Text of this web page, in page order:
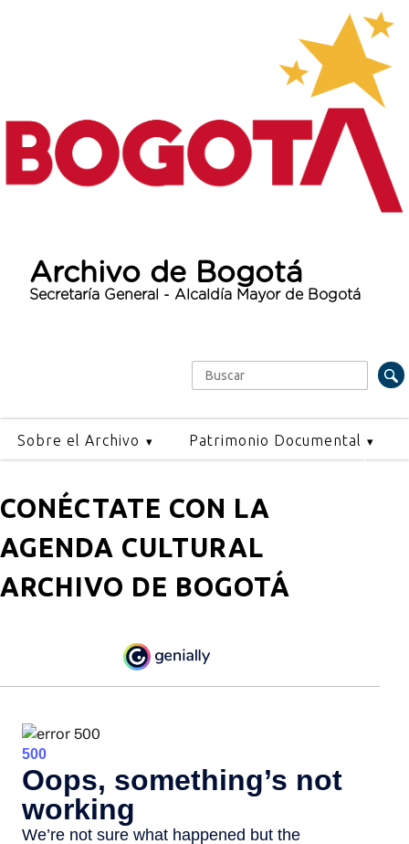
Archivo de Bogotá
Secretaría General - Alcaldía Mayor de Bogotá
Formulario de búsqueda
Buscar
Sobre el Archivo Patrimonio Documental
CONÉCTATE CON LA
AGENDA CULTURAL
ARCHIVO DE BOGOTÁ